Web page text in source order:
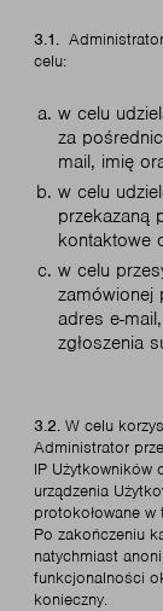
3.1.
celu:
w celu
za
mail, imię
w celu
przekazaną
kontaktowe
w celu
zamówionej
adres e-
zgłoszenia
3.2. W celu
Administrator
IP Użytkowników
urządzenia
protokołowane
Po zakończeniu
natychmiast
funkcjonalności
konieczny.